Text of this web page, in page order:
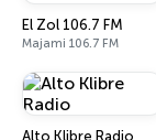
El Zol 106.7 FM
Majami 106.7 FM
Alto Klibre Radio